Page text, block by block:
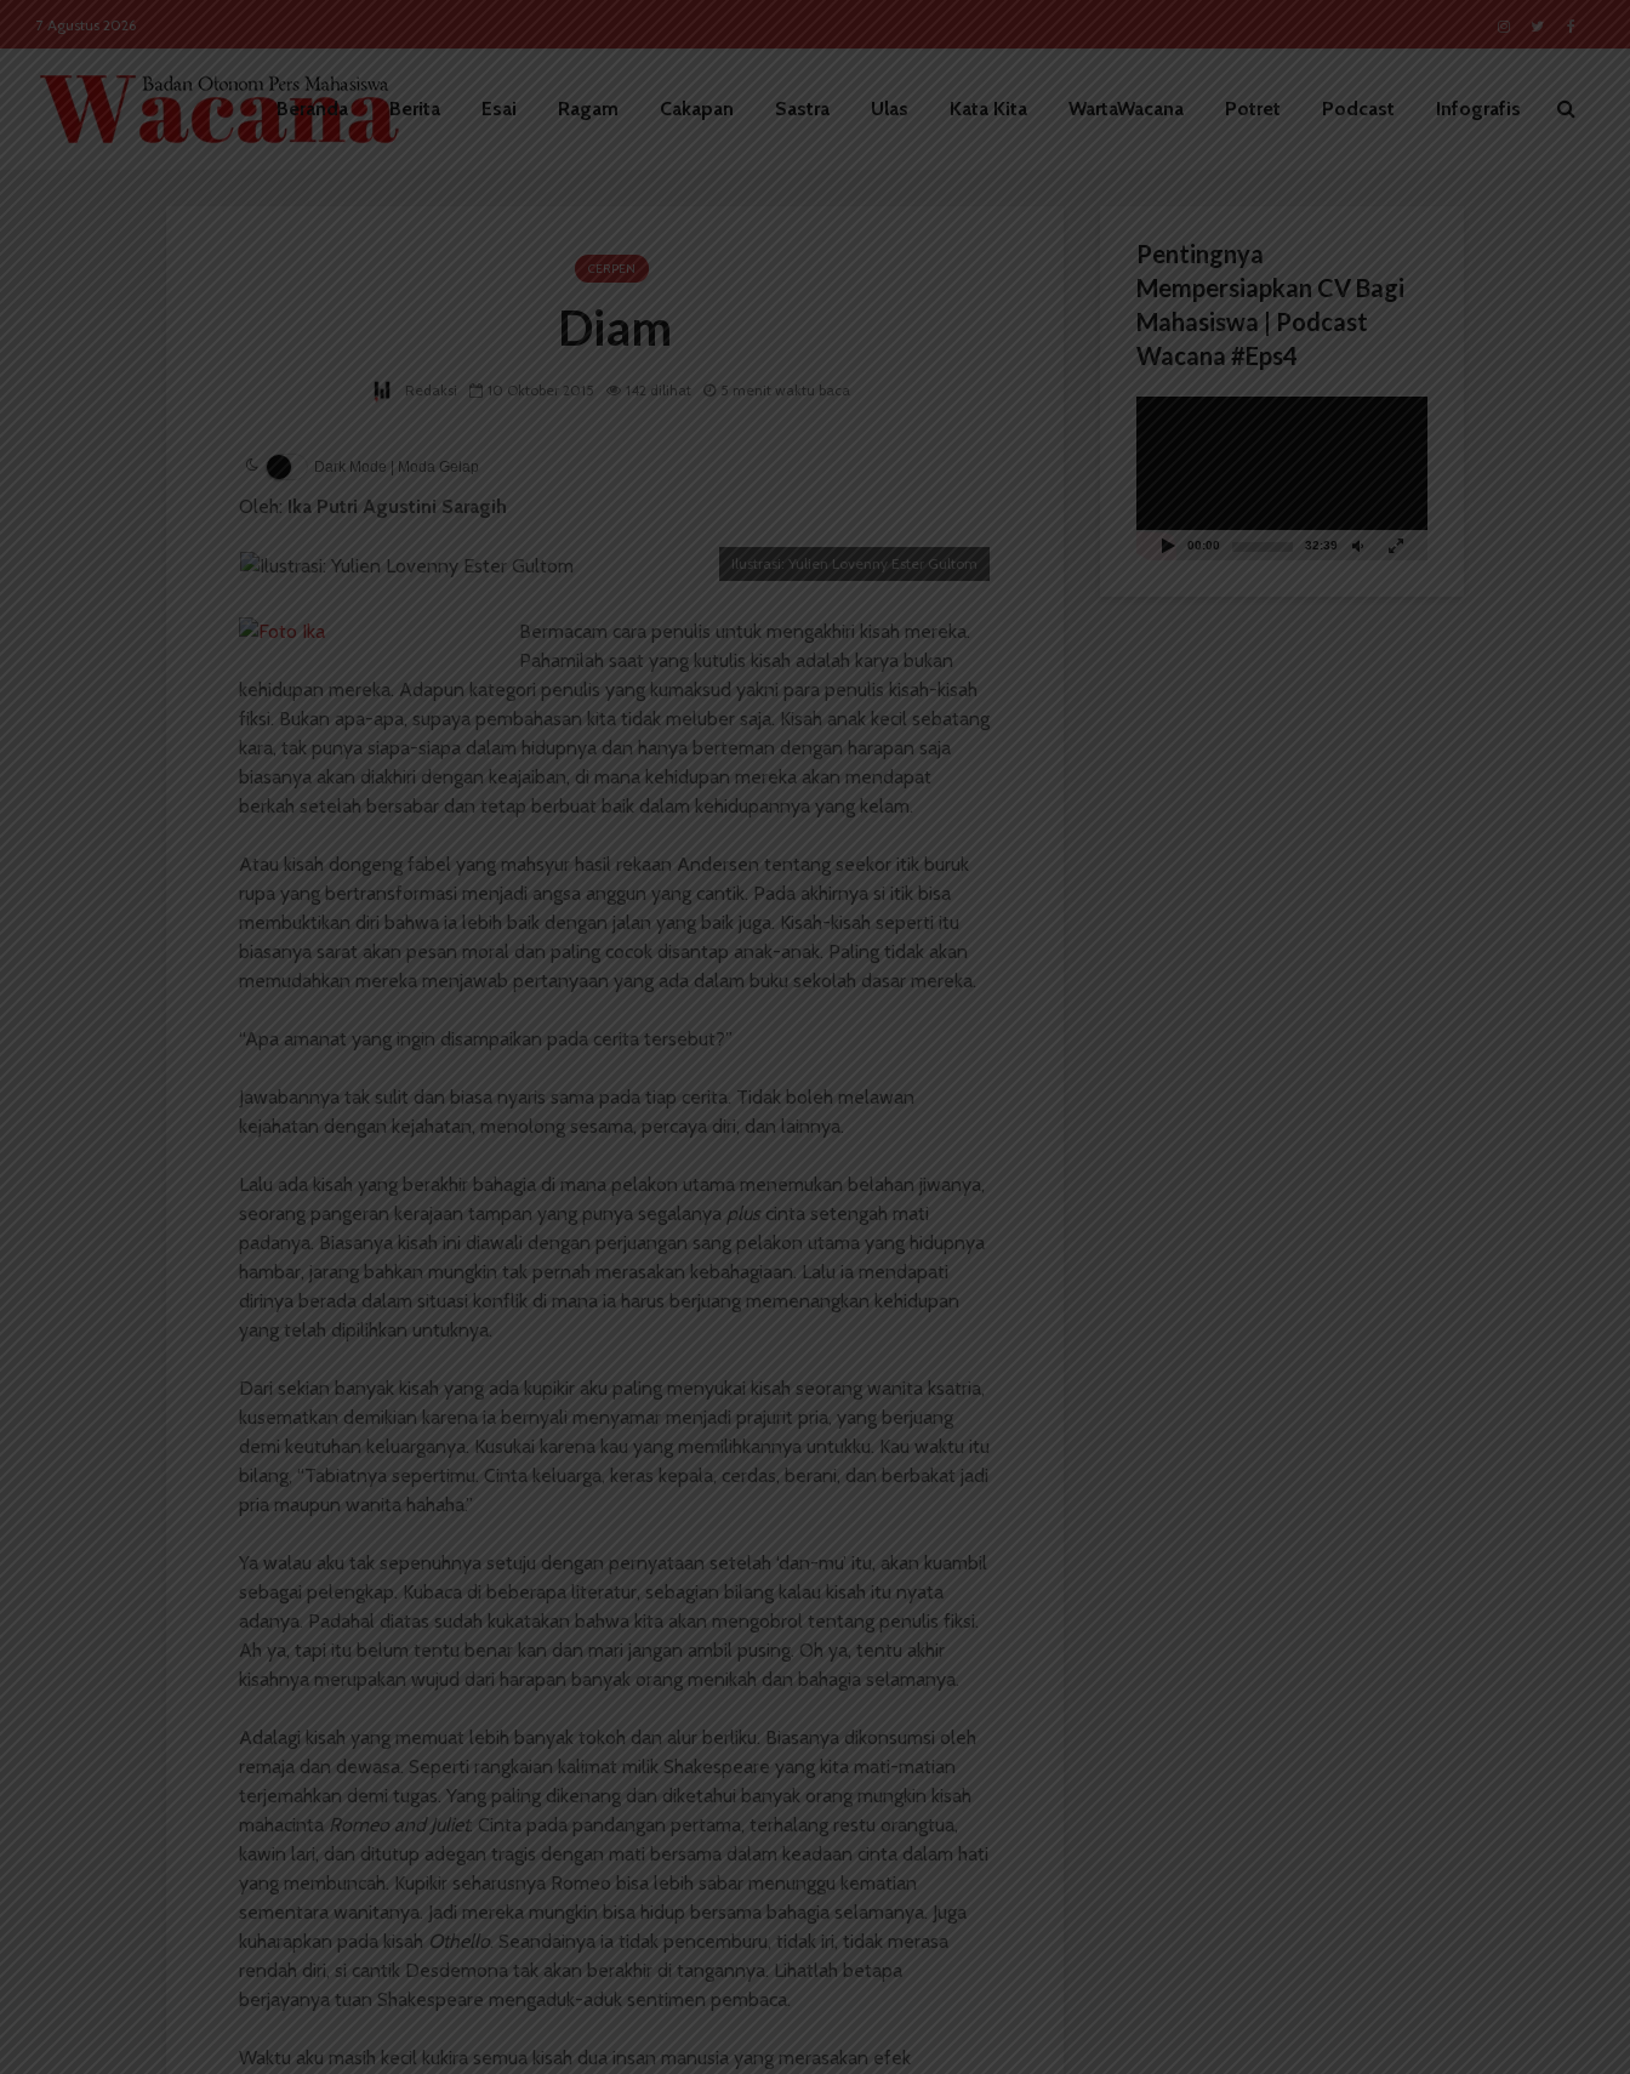
7 Agustus 2026
Beranda Berita Esai Ragam Cakapan Sastra Ulas Kata Kita WartaWacana Potret Podcast Infografis
CERPEN
Diam
Redaksi 10 Oktober 2015 142 dilihat 5 menit waktu baca
Dark Mode | Moda Gelap
Oleh: Ika Putri Agustini Saragih
Ilustrasi: Yulien Lovenny Ester Gultom
Bermacam cara penulis untuk mengakhiri kisah mereka.
Pahamilah saat yang kutulis kisah adalah karya bukan
kehidupan mereka. Adapun kategori penulis yang kumaksud yakni para penulis kisah-kisah
fiksi. Bukan apa-apa, supaya pembahasan kita tidak meluber saja. Kisah anak kecil sebatang
kara, tak punya siapa-siapa dalam hidupnya dan hanya berteman dengan harapan saja
biasanya akan diakhiri dengan keajaiban, di mana kehidupan mereka akan mendapat
berkah setelah bersabar dan tetap berbuat baik dalam kehidupannya yang kelam.
Atau kisah dongeng fabel yang mahsyur hasil rekaan Andersen tentang seekor itik buruk
rupa yang bertransformasi menjadi angsa anggun yang cantik. Pada akhirnya si itik bisa
membuktikan diri bahwa ia lebih baik dengan jalan yang baik juga. Kisah-kisah seperti itu
biasanya sarat akan pesan moral dan paling cocok disantap anak-anak. Paling tidak akan
memudahkan mereka menjawab pertanyaan yang ada dalam buku sekolah dasar mereka.
“Apa amanat yang ingin disampaikan pada cerita tersebut?”
Jawabannya tak sulit dan biasa nyaris sama pada tiap cerita. Tidak boleh melawan
kejahatan dengan kejahatan, menolong sesama, percaya diri, dan lainnya.
Lalu ada kisah yang berakhir bahagia di mana pelakon utama menemukan belahan jiwanya,
seorang pangeran kerajaan tampan yang punya segalanya plus cinta setengah mati
padanya. Biasanya kisah ini diawali dengan perjuangan sang pelakon utama yang hidupnya
hambar, jarang bahkan mungkin tak pernah merasakan kebahagiaan. Lalu ia mendapati
dirinya berada dalam situasi konflik di mana ia harus berjuang memenangkan kehidupan
yang telah dipilihkan untuknya.
Dari sekian banyak kisah yang ada kupikir aku paling menyukai kisah seorang wanita ksatria,
kusematkan demikian karena ia bernyali menyamar menjadi prajurit pria, yang berjuang
demi keutuhan keluarganya. Kusukai karena kau yang memilihkannya untukku. Kau waktu itu
bilang, “Tabiatnya sepertimu. Cinta keluarga, keras kepala, cerdas, berani, dan berbakat jadi
pria maupun wanita hahaha.”
Ya walau aku tak sepenuhnya setuju dengan pernyataan setelah ‘dan-mu’ itu, akan kuambil
sebagai pelengkap. Kubaca di beberapa literatur, sebagian bilang kalau kisah itu nyata
adanya. Padahal diatas sudah kukatakan bahwa kita akan mengobrol tentang penulis fiksi.
Ah ya, tapi itu belum tentu benar kan dan mari jangan ambil pusing. Oh ya, tentu akhir
kisahnya merupakan wujud dari harapan banyak orang menikah dan bahagia selamanya.
Adalagi kisah yang memuat lebih banyak tokoh dan alur berliku. Biasanya dikonsumsi oleh
remaja dan dewasa. Seperti rangkaian kalimat milik Shakespeare yang kita mati-matian
terjemahkan demi tugas. Yang paling dikenang dan diketahui banyak orang mungkin kisah
mahacinta Romeo and Juliet. Cinta pada pandangan pertama, terhalang restu orangtua,
kawin lari, dan ditutup adegan tragis dengan mati bersama dalam keadaan cinta dalam hati
yang membuncah. Kupikir seharusnya Romeo bisa lebih sabar menunggu kematian
sementara wanitanya. Jadi mereka mungkin bisa hidup bersama bahagia selamanya. Juga
kuharapkan pada kisah Othello. Seandainya ia tidak pencemburu, tidak iri, tidak merasa
rendah diri, si cantik Desdemona tak akan berakhir di tangannya. Lihatlah betapa
berjayanya tuan Shakespeare mengaduk-aduk sentimen pembaca.
Waktu aku masih kecil kukira semua kisah dua insan manusia yang merasakan efek
Pentingnya
Mempersiapkan CV Bagi
Mahasiswa | Podcast
Wacana #Eps4
00:00 32:39